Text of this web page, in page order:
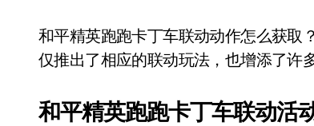
和平精英跑跑卡丁车联动动作怎么获取？和平精英跑跑卡丁车联动已经正式开始了，这次官方不
仅推出了相应的联动玩法，也增添了许
和平精英跑跑卡丁车联动活